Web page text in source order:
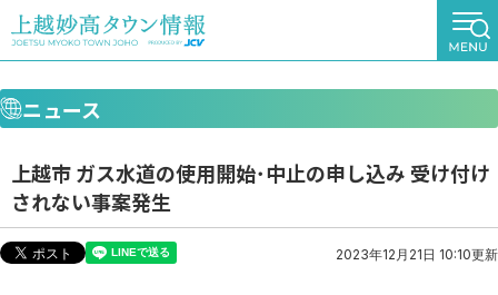
ニュース
上越市 ガス水道の使用開始･中止の申し込み 受け付け
されない事案発生
2023年12月21日 10:10更新